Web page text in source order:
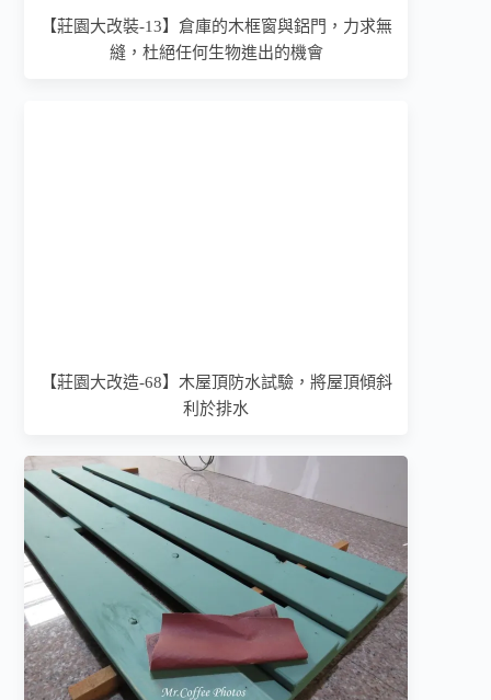
【莊園大改裝-13】倉庫的木框窗與鋁門，力求無
縫，杜絕任何生物進出的機會
【莊園大改造-68】木屋頂防水試驗，將屋頂傾斜
利於排水